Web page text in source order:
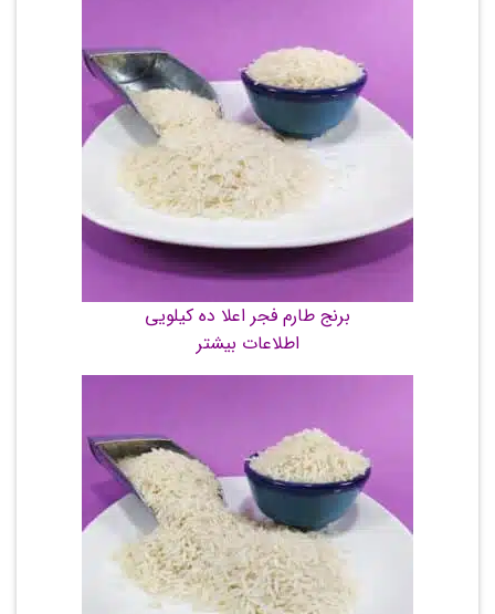
برنج طارم فجر اعلا ده کیلویی
اطلاعات بیشتر